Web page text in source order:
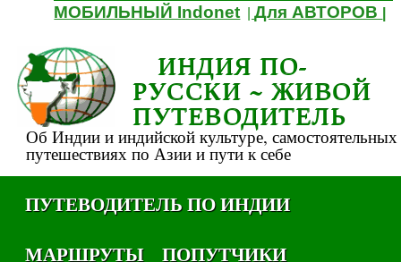
МОБИЛЬНЫЙ Indonet |Для АВТОРОВ
ИНДИЯ ПО-
РУССКИ ~ ЖИВОЙ
ПУТЕВОДИТЕЛЬ
Об Индии и индийской культуре, самостоятельных
путешествиях по Азии и пути к себе
ПУТЕВОДИТЕЛЬ ПО ИНДИИ
МАРШРУТЫ
ПОПУТЧИКИ